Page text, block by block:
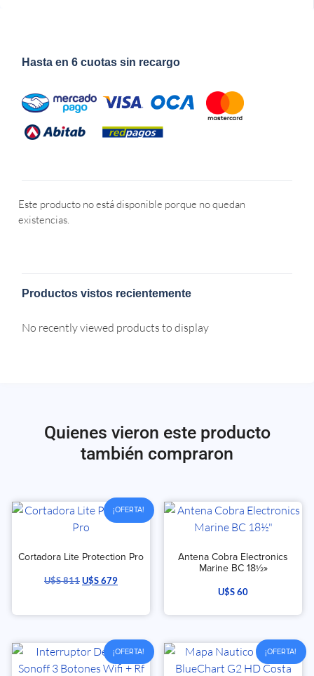
Hasta en 6 cuotas sin recargo
Este producto no está disponible porque no quedan
existencias.
Productos vistos recientemente
No recently viewed products to display
Quienes vieron este producto
también compraron
¡OFERTA!
Cortadora Lite Protection Pro
U$S811U$S679
Antena Cobra Electronics
Marine BC 18½»
U$S60
¡OFERTA! ¡OFERTA!